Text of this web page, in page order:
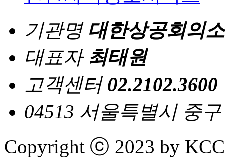
기관명 대한상공회의소
대표자 최태원
고객센터 02.2102.3600
04513 서울특별시 중
Copyright ⓒ 2023 by